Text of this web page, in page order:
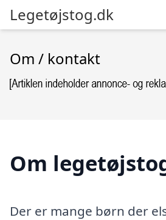
Legetøjstog.dk
Om / kontakt
Om
Der er mange børn der